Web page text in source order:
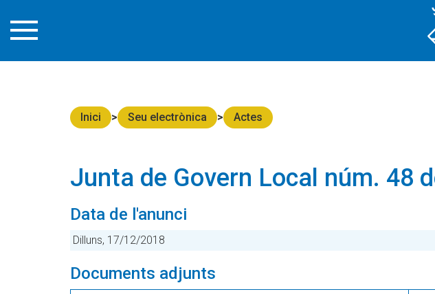
Inici Seu electrònica Actes
Junta de Govern Local núm. 48
Data de l'anunci
Dilluns, 17/12/2018
Documents adjunts